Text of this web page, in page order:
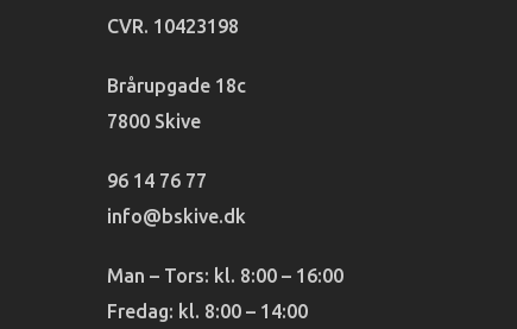
CVR. 10423198
Brårupgade 18c
7800 Skive
96 14 76 77
info@bskive.dk
Man – Tors: kl. 8:00 – 16:00
Fredag: kl. 8:00 – 14:00